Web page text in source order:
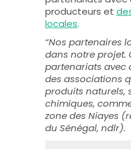
producteurs et
locales.
“Nos partenaires
dans notre projet.
partenariats avec
des associations
produits naturels,
chimiques,
zone des Niayes
du Sénégal, ndlr).